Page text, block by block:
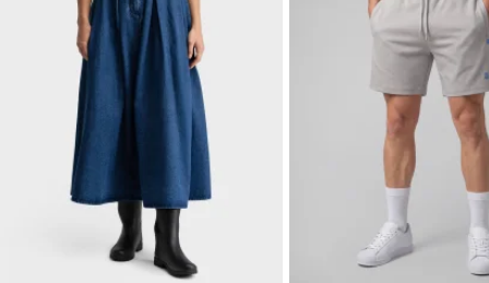
Próbáld fel termékeinket otthonod kényelmében! A
kézbesítéstől számítva 30 napod van a visszaküldés
elindítására.
A felhasználói fiókodból gyorsan és egyszerűen intézheted a
rendelésed visszaküldését.
Visszatérítés az eredeti fizetési módra Már $9.95